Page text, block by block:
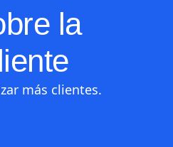
la
más clientes.